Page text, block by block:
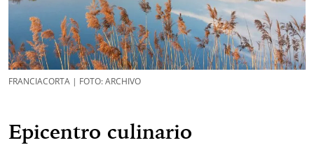
FRANCIACORTA | FOTO: ARCHIVO
Epicentro culinario